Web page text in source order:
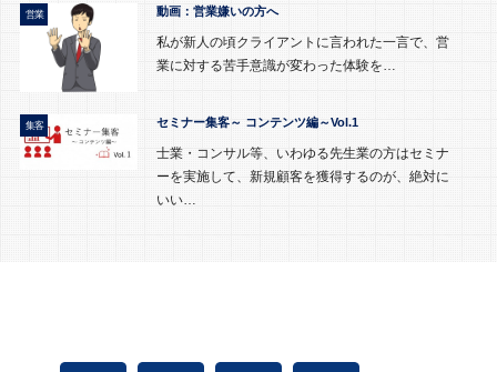
営業 動画：営業嫌いの方へ
私が新人の頃クライアントに言われた一言で、営
業に対する苦手意識が変わった体験を…
集客 セミナー集客～ コンテンツ編～Vol.1
士業・コンサル等、いわゆる先生業の方はセミナ
ーを実施して、新規顧客を獲得するのが、絶対に
いい…